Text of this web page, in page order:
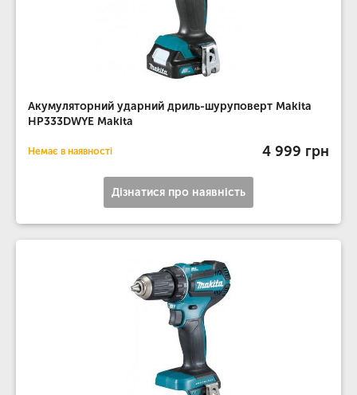
Акумуляторний ударний дриль-шуруповерт Makita
HP333DWYE Makita
Немає в наявності 4 999 грн
Дізнатися про наявність